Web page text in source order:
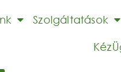
Szolgáltatások